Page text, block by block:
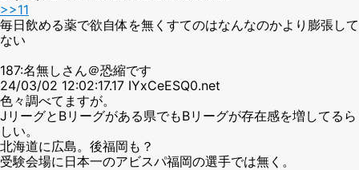
>>11
毎日飲める薬で欲自体を無くすてのはなんなのかより膨張して
ない
187:名無しさん＠恐縮です
24/03/02 12:02:17.17 IYxCeESQ0.net
色々調べてますが。
JリーグとBリーグがある県でもBリーグが存在感を増してるら
しい。
北海道に広島。後福岡も？
受験会場に日本一のアビスパ福岡の選手では無く。